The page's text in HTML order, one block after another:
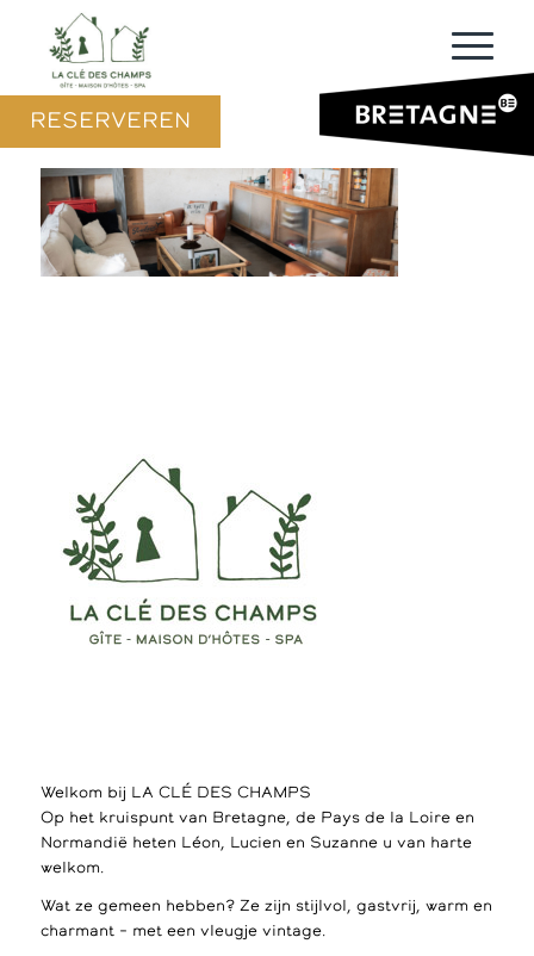
RESERVEREN
Welkom bij LA CLÉ DES CHAMPS
Op het kruispunt van Bretagne, de Pays de la Loire en
Normandië heten Léon, Lucien en Suzanne u van harte
welkom.
Wat ze gemeen hebben? Ze zijn stijlvol, gastvrij, warm en
charmant – met een vleugje vintage.